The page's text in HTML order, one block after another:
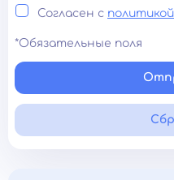
Согласен с
*Обязательные поля